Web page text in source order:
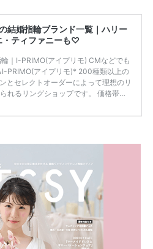
結婚指輪ブランド一覧｜ハリー
・ティファニーも♡
｜I-PRIMO(アイプリモ) CMなどでも
I-PRIMO(アイプリモ)* 200種類以上の
とセレクトオーダーによって理想のリ
れるリングショップです。 価格帯は2
パ的にも20代の若い夫婦に人気のよ
ご覧ください🙏🏻https://t.co/CqTMZ
pic […]続きを読む